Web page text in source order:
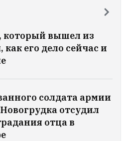
который вышел из
как его дело сейчас и
солдата армии
отсудил
отца в
привлекают